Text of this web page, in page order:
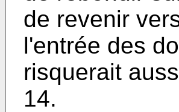
de revenir
l'entrée des
risquerait
14.